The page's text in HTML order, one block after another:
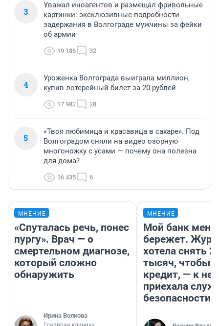
3
Уважал иноагентов и размещал фривольные
картинки: эксклюзивные подробности
задержания в Волгограде мужчины за фейки
об армии
19 186 32
4
Уроженка Волгограда выиграла миллион,
купив лотерейный билет за 20 рублей
17 982 28
5
«Твоя любимица и красавица в сахаре». Под
Волгоградом сняли на видео озорную
многоножку с усами — почему она полезна
для дома?
16 435 6
МНЕНИЕ
«Спуталась речь, понес
пургу». Врач — о
смертельном диагнозе,
который сложно
обнаружить
Ирина Волкова
МНЕНИЕ
Мой банк меня
бережет.
хотела снять
тысяч, чтобы
кредит, — к
приехала
безопасности